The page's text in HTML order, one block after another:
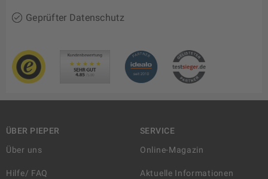
Geprüfter Datenschutz
ÜBER PIEPER
Über uns
Hilfe/ FAQ
SERVICE
Online-Magazin
Aktuelle Informationen